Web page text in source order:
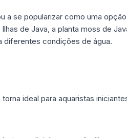
a se popularizar como uma
de Java, a planta moss de
diferentes condições de água.
ideal para aquaristas